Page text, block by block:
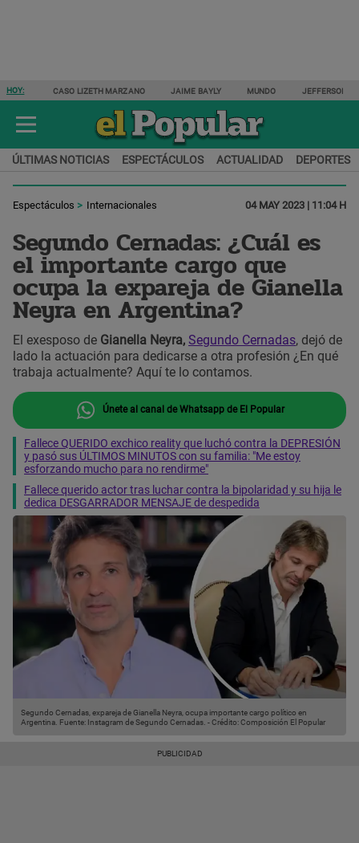
HOY: CASO LIZETH MARZANO JAIME BAYLY MUNDO JEFFERSON
ÚLTIMAS NOTICIAS ESPECTÁCULOS ACTUALIDAD DEPORTES
Espectáculos Internacionales 04 MAY 2023 | 11:04 H
Segundo Cernadas: ¿Cuál es
el importante cargo que
ocupa la expareja de Gianella
Neyra en Argentina?
El exesposo de Gianella Neyra, Segundo Cernadas, dejó de
lado la actuación para dedicarse a otra profesión ¿En qué
trabaja actualmente? Aquí te lo contamos.
Únete al canal de Whatsapp de El Popular
Fallece QUERIDO exchico reality que luchó contra la DEPRESIÓN
y pasó sus ÚLTIMOS MINUTOS con su familia: "Me estoy
esforzando mucho para no rendirme"
Fallece querido actor tras luchar contra la bipolaridad y su hija le
dedica DESGARRADOR MENSAJE de despedida
Segundo Cernadas, expareja de Gianella Neyra, ocupa importante cargo político en
Argentina. Fuente: Instagram de Segundo Cernadas. -Crédito: Composición El Popular